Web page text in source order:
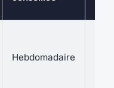
Hebdomadaire